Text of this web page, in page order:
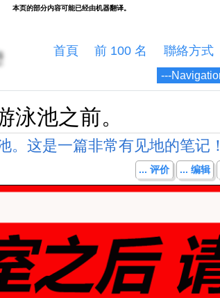
首頁 前 100 名 聯絡方式
池之前。
。这是一篇非常有见地的笔记！
... 评价 ... 编辑